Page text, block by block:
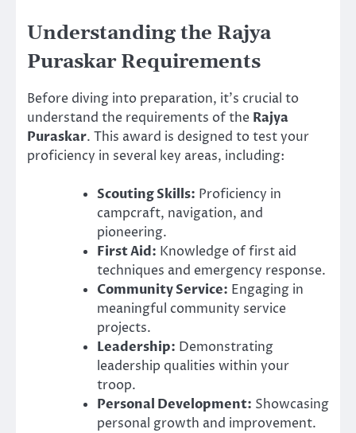
Understanding the Rajya
Puraskar Requirements
Before diving into preparation, it’s crucial to
understand the requirements of the Rajya
Puraskar. This award is designed to test your
proficiency in several key areas, including:
Scouting Skills: Proficiency in
campcraft, navigation, and
pioneering.
First Aid: Knowledge of first aid
techniques and emergency response.
Community Service: Engaging in
meaningful community service
projects.
Leadership: Demonstrating
leadership qualities within your
troop.
Personal Development: Showcasing
personal growth and improvement.